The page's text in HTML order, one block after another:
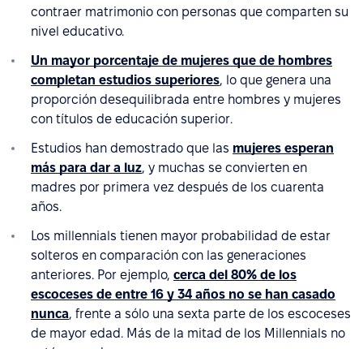
contraer matrimonio con personas que comparten su
nivel educativo.
Un mayor porcentaje de mujeres que de hombres
completan estudios superiores, lo que genera una
proporción desequilibrada entre hombres y mujeres
con títulos de educación superior.
Estudios han demostrado que las mujeres esperan
más para dar a luz, y muchas se convierten en
madres por primera vez después de los cuarenta
años.
Los millennials tienen mayor probabilidad de estar
solteros en comparación con las generaciones
anteriores. Por ejemplo, cerca del 80% de los
escoceses de entre 16 y 34 años no se han casado
nunca, frente a sólo una sexta parte de los escoceses
de mayor edad. Más de la mitad de los Millennials no